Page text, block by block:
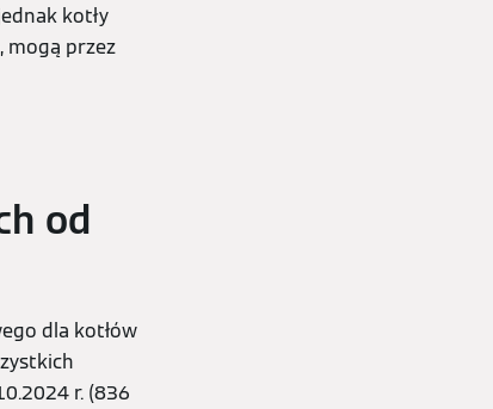
kotły
mogą przez
od
dla kotłów
r. (836